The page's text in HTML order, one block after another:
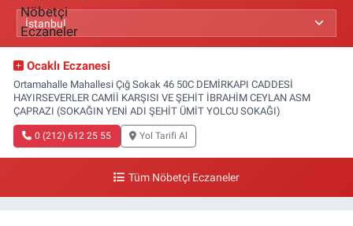
Ocaklı Eczanesi
Ortamahalle Mahallesi Çığ Sokak 46 50C DEMİRKAPI CADDESİ
HAYIRSEVERLER CAMİİ KARŞISI VE ŞEHİT İBRAHİM CEYLAN ASM
ÇAPRAZI (SOKAĞIN YENİ ADI ŞEHİT ÜMİT YOLCU SOKAĞI)
0 (212) 612 25 55 Yol Tarifi Al
Tüm Nöbetçi Eczaneler